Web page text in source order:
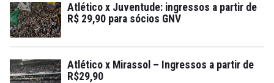
Atlético x Juventude: ingressos a partir de
R$ 29,90 para sócios GNV
Atlético x Mirassol – Ingressos a partir de
R$29,90